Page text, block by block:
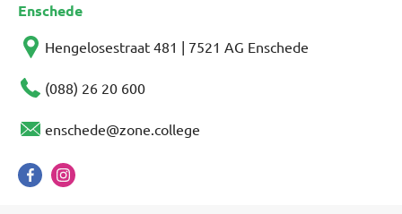
Enschede
Hengelosestraat 481 | 7521 AG Enschede
(088) 26 20 600
enschede@zone.college